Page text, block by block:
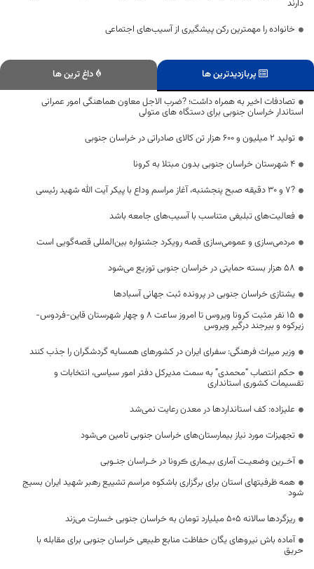
دارند
خانواده را مهمترین رکن پیشگیری از آسیب‌های اجتماعی
پربازدیدترین ها
داغ ترین ها
تصادفات اخیر به همراه داشت؛ ?ضرب الاجل معاون هماهنگی امور عمرانی
استاندار خراسان جنوبی برای دستگاه های متولی
تولید ۲ میلیون و ۶۰۰ هزار تن کالای صادراتی در خراسان جنوبی
۴ شهرستان خراسان جنوبی بدون مبتلا به کرونا
?۷ و ۳۰ دقیقه صبح پنجشنبه، آغاز مراسم وداع با پیکر آیت الله شهید رئیسی
فعالیت‌های تبلیغی متناسب با آسیب‌های جامعه باشد
مردمی‌سازی و عمومی‌سازی قصه رویکرد جشنواره بین‌المللی ‌قصه‌گویی است
۵۸ هزار بسته حمایتی در خراسان جنوبی توزیع می‌شود
یشتازی خراسان جنوبی در پرونده ثبت جهانی آسبادها
15 نفر مثبت کرونا ویروس تا امروز ساعت 8 و چهار شهرستان قاین-فردوس-
زیرکوه و بیرجند درگیر ویروس
وزیر میراث فرهنگی: سفرای ایران در کشورهای همسایه گردشگران را جذب کنند
حکم انتصاب “محمدی” به سمت مدیرکل دفتر امور سیاسی، انتخابات و
تقسیمات کشوری استانداری
علیزاده:‌ کف استانداردها در معدن رعایت نمی‌شد‌
تجهیزات مورد نیاز بیمارستان‌های خراسان جنوبی تامین می‌شود
آخـرین وضعیـت آماری بیـماری ڪرونا در خـراسان جنـوبی
همه ظرفیتهای استان برای برگزاری باشکوه مراسم تشییع رهبر شهید ایران بسیج
شود
ریزگردها سالانه ۵۰۵ میلیارد تومان به خراسان جنوبی خسارت می‌زند
آماده باش نیروهای یگان حفاظت منابع طبیعی خراسان جنوبی برای مقابله با
حریق